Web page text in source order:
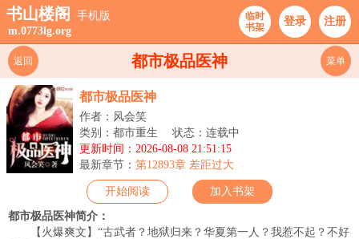
书山楼阁
手机版
m.0773lg.org
临时
书架
登录 注册
都市极品医神
返回 菜单
都市极品医神
作者：风会笑
类别：都市重生
状态：连载中
更新时间：2026-08-08 21:51:15
最新章节： 第12893章 差距过大
开始阅读 加入书架
都市极品医神简介：
【火爆爽文】“古武者？地狱归来？华夏第一人？我惹不起？不好